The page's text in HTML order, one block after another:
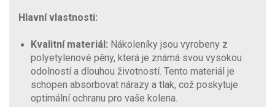
Hlavní vlastnosti:
Kvalitní materiál: Nákoleníky jsou vyrobeny z
polyetylenové pěny, která je známá svou vysokou
odolností a dlouhou životností. Tento materiál je
schopen absorbovat nárazy a tlak, což poskytuje
optimální ochranu pro vaše kolena.